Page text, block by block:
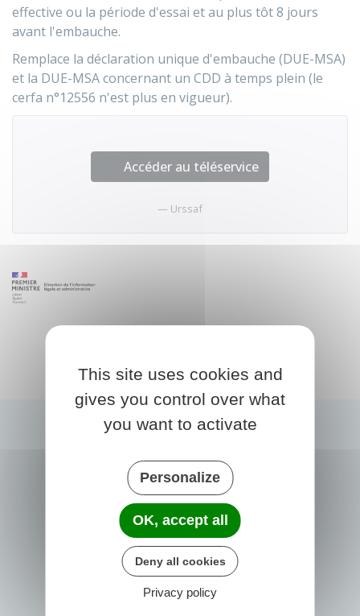
effective ou la période d'essai et au plus tôt 8 jours
avant l'embauche.
Remplace la déclaration unique d'embauche (DUE-MSA)
et la DUE-MSA concernant un CDD à temps plein (le
cerfa n°12556 n'est plus en vigueur).
Accéder au téléservice
Urssaf
PRIGONRIEUX
1 Place du Groupe Loiseau
This site uses cookies and
gives you control over what
you want to activate
Personalize
OK, accept all
Deny all cookies
Privacy policy